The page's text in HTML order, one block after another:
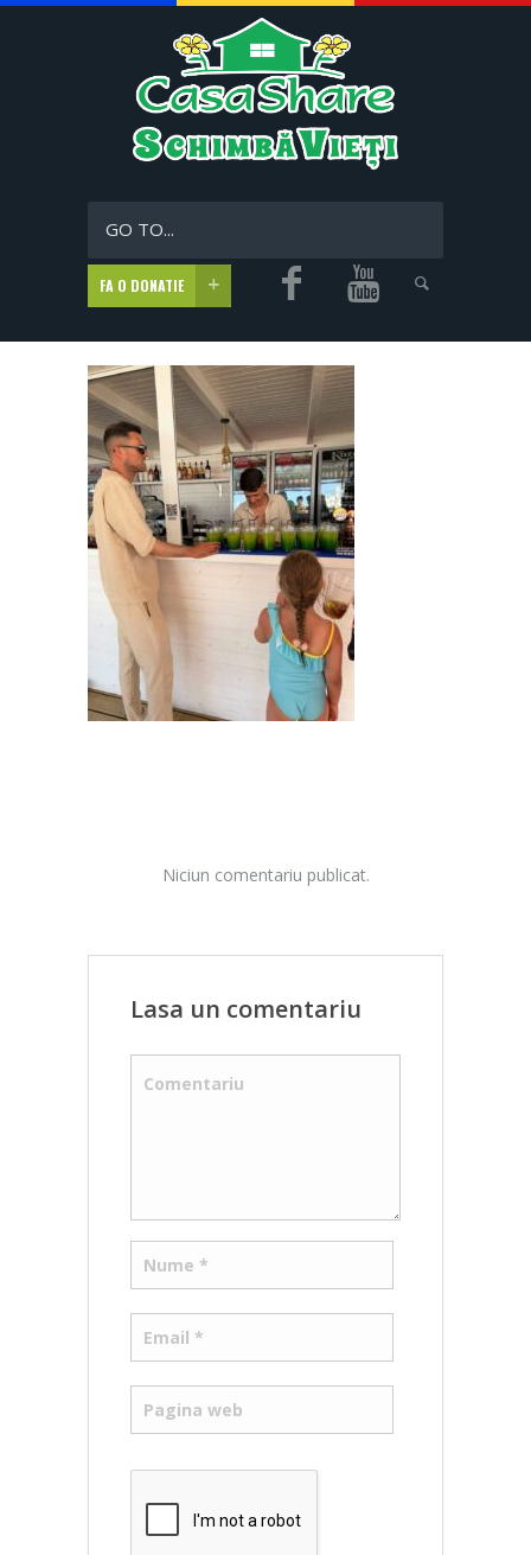
GO TO...
FA O DONATIE
Niciun comentariu publicat.
Lasa un comentariu